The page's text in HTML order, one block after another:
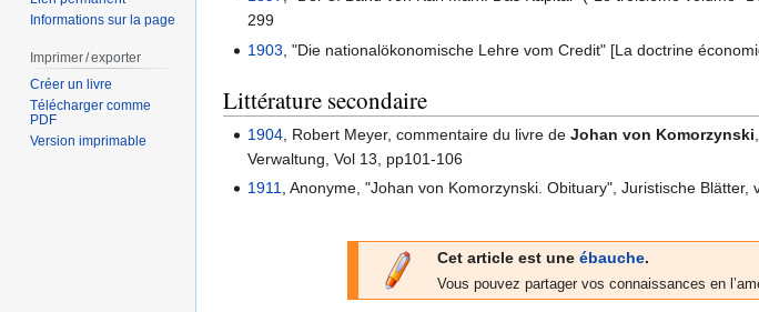
299
1903 , "Die nationalökonomische Lehre vom Credit" [La doctrine
Littérature secondaire
1904 , Robert Meyer, commentaire du livre deJohan von Komorzynski
Verwaltung, Vol 13, pp101-106
1911
, Anonyme, "Johan von Komorzynski. Obituary", Juristische Blätter,
Cet article est une ébauche.
Vous pouvez partager vos connaissances en
Informations sur la page
Imprimer / exporter
Créer un livre
Télécharger comme
PDF
Version imprimable